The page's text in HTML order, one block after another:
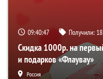
09:40:46 Получили: 18
Скидка 1000р. на
и подарков «Флаувау»
Россия